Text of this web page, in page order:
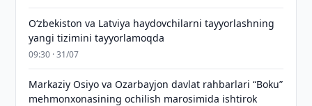
Oʻzbekiston va Latviya haydovchilarni tayyorlashning
yangi tizimini tayyorlamoqda
09:30 · 31/07
Markaziy Osiyo va Ozarbayjon davlat rahbarlari “Boku”
mehmonxonasining ochilish marosimida ishtirok